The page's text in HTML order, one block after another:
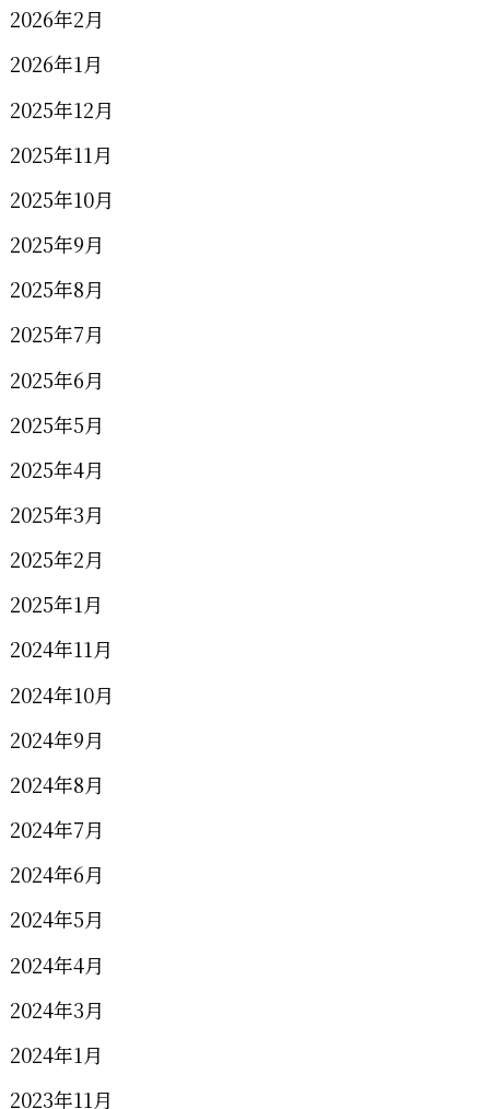
2026年2月
2026年1月
2025年12月
2025年11月
2025年10月
2025年9月
2025年8月
2025年7月
2025年6月
2025年5月
2025年4月
2025年3月
2025年2月
2025年1月
2024年11月
2024年10月
2024年9月
2024年8月
2024年7月
2024年6月
2024年5月
2024年4月
2024年3月
2024年1月
2023年11月